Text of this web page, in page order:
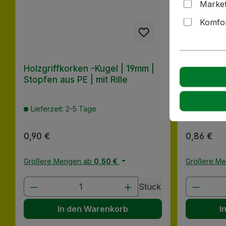
Holzgriffkorken -Kugel | 19mm |
Stopfen aus PE | mit Rille
Lieferzeit: 2-5 Tage
Regulärer Preis:
0,90 €
Größere Mengen ab 0,50 €
Produkt Anzahl: Gib den
Stück
In den Warenkorb
Holzgriff
Regulärer
0,86 €
Größere